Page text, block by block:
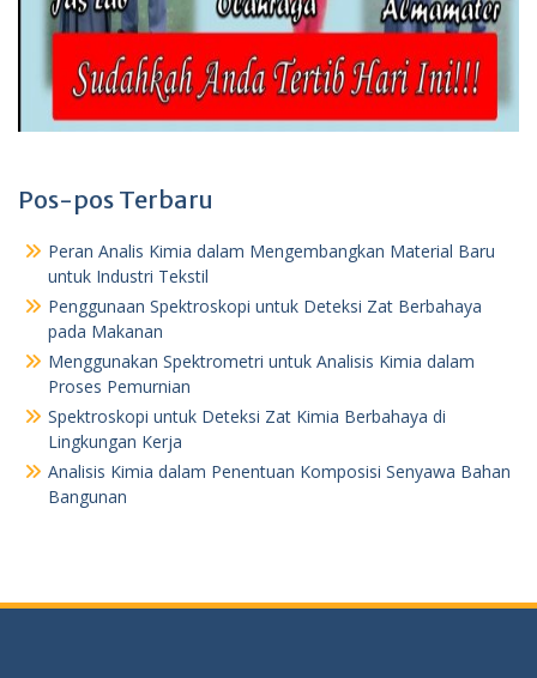
Pos-pos Terbaru
Peran Analis Kimia dalam Mengembangkan Material Baru
untuk Industri Tekstil
Penggunaan Spektroskopi untuk Deteksi Zat Berbahaya
pada Makanan
Menggunakan Spektrometri untuk Analisis Kimia dalam
Proses Pemurnian
Spektroskopi untuk Deteksi Zat Kimia Berbahaya di
Lingkungan Kerja
Analisis Kimia dalam Penentuan Komposisi Senyawa Bahan
Bangunan